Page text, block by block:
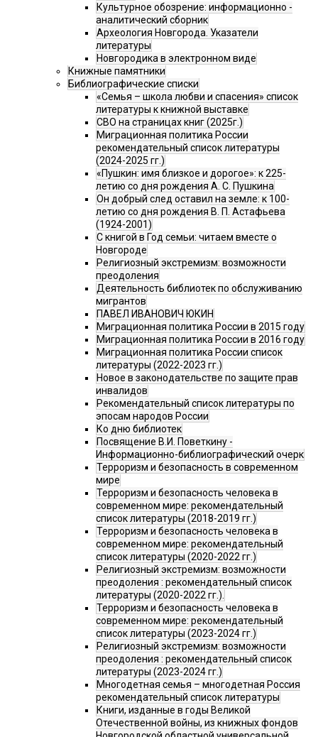
Культурное обозрение: информационно -
аналитический сборник
Археология Новгорода. Указатели
литературы
Новгородика в электронном виде
Книжные памятники
Библиографические списки
«Семья – школа любви и спасения» список
литературы к книжной выставке
СВО на страницах книг (2025г.)
Миграционная политика России
рекомендательный список литературы
(2024-2025 гг.)
«Пушкин: имя близкое и дорогое»: к 225-
летию со дня рождения А. С. Пушкина
Он добрый след оставил на земле: к 100-
летию со дня рождения В. П. Астафьева
(1924-2001)
С книгой в Год семьи: читаем вместе о
Новгороде
Религиозный экстремизм: возможности
преодоления
Деятельность библиотек по обслуживанию
мигрантов
ПАВЕЛ ИВАНОВИЧ ЮКИН
Миграционная политика России в 2015 году
Миграционная политика России в 2016 году
Миграционная политика России список
литературы (2022-2023 гг.)
Новое в законодательстве по защите прав
инвалидов
Рекомендательный список литературы по
эпосам народов России
Ко дню библиотек
Посвящение В.И. Поветкину -
Информационно-библиографический очерк
Терроризм и безопасность в современном
мире
Терроризм и безопасность человека в
современном мире: рекомендательный
список литературы (2018-2019 гг.)
Терроризм и безопасность человека в
современном мире: рекомендательный
список литературы (2020-2022 гг.)
Религиозный экстремизм: возможности
преодоления : рекомендательный список
литературы (2020-2022 гг.).
Терроризм и безопасность человека в
современном мире: рекомендательный
список литературы (2023-2024 гг.)
Религиозный экстремизм: возможности
преодоления : рекомендательный список
литературы (2023-2024 гг.)
Многодетная семья – многодетная Россия
рекомендательный список литературы
Книги, изданные в годы Великой
Отечественной войны, из книжных фондов